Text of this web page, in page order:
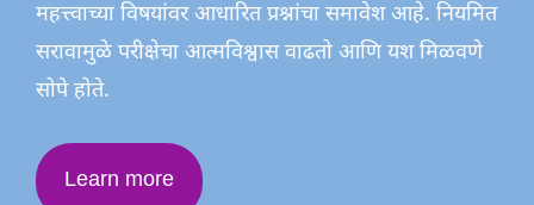
महत्त्वाच्या विषयांवर आधारित प्रश्नांचा समावेश आहे. नियमित
सरावामुळे परीक्षेचा आत्मविश्वास वाढतो आणि यश मिळवणे
सोपे होते.
Learn more